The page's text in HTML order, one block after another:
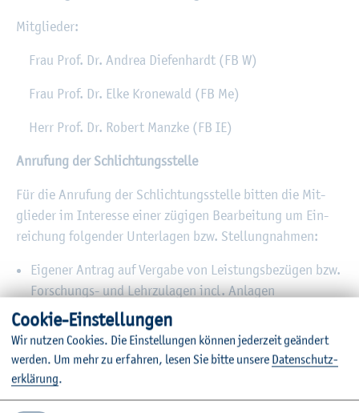
Mit­glie­der:
Frau Prof. Dr. An­drea Die­fen­hardt (FB W)
Frau Prof. Dr. Elke Kro­ne­wald (FB Me)
Herr Prof. Dr. Ro­bert Manz­ke (FB IE)
An­ru­fung der Schlich­tungs­stel­le
Für die An­ru­fung der Schlich­tungs­stel­le bit­ten die Mit­
glie­der im In­ter­es­se einer zü­gi­gen Be­ar­bei­tung um Ein­
rei­chung fol­gen­der Un­ter­la­gen bzw. Stel­lung­nah­men:
Ei­ge­ner An­trag auf Ver­ga­be von Leis­tungs­be­zü­gen bzw.
For­schungs- und Lehr­zu­la­gen incl. An­la­gen
Stel­lung­nah­me Kom­mis­si­on incl. even­tu­el­ler An­la­gen
Dar­stel­lung an­der­wei­ti­ger Auf­fas­sung – be­zo­gen auf
die Vor­ga­ben eines Leis­tungs­be­zu­ges incl. An­la­gen
Idea­ler­wei­se sind alle oben ge­nann­ten Do­ku­men­te der E-
Coo­kie-Ein­stel­lun­gen
Wir nut­zen Coo­kies. Die Ein­stel­lun­gen kön­nen je­der­zeit ge­än­dert
wer­den. Um mehr zu er­fah­ren, lesen Sie bitte un­se­re Da­ten­schut­z­
er­klä­rung.